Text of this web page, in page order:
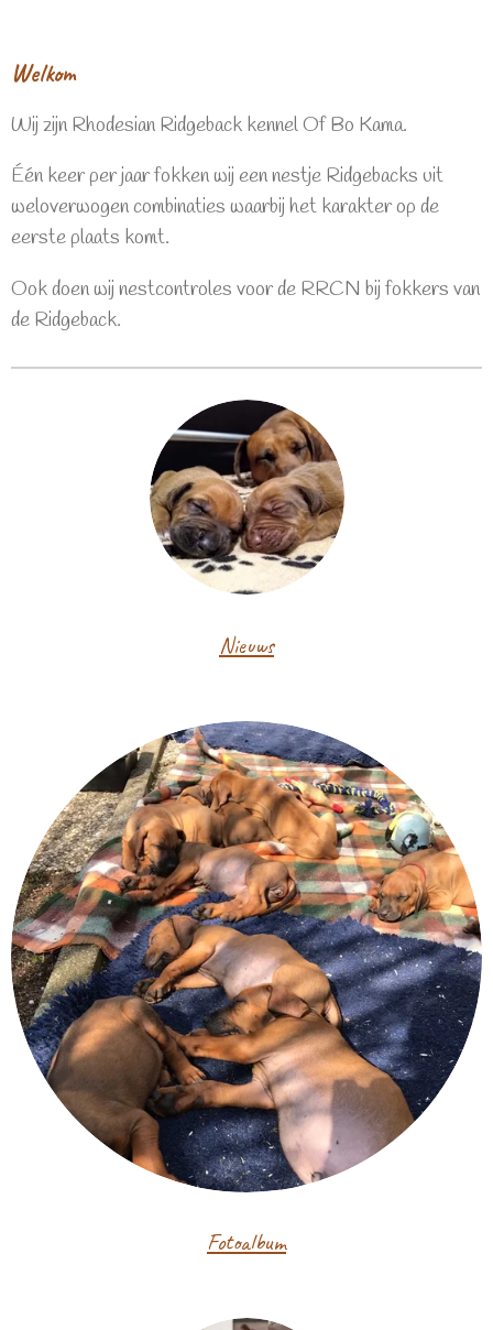
Welkom
Wij zijn Rhodesian Ridgeback kennel Of Bo Kama.
Één keer per jaar fokken wij een nestje Ridgebacks uit
weloverwogen combinaties waarbij het karakter op de
eerste plaats komt.
Ook doen wij nestcontroles voor de RRCN bij fokkers van
de Ridgeback.
Nieuws
Fotoalbum